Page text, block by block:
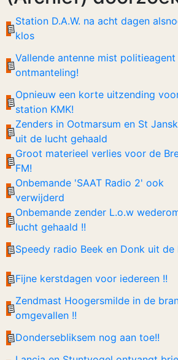
Station D.A.W. na acht dagen
klos
Vallende antenne mist politieagent
ontmanteling!
Opnieuw een korte uitzending
station KMK!
Zenders in Ootmarsum en St
uit de lucht gehaald
Groot materieel verlies voor de
FM!
Onbemande 'SAAT Radio 2' ook
verwijderd
Onbemande zender L.o.w
lucht gehaald !!
Speedy radio Beek en Donk uit de
Fijne kerstdagen voor iedereen !!
Zendmast Hoogersmilde in de
omgevallen !!
Dondersebliksem nog aan toe!!